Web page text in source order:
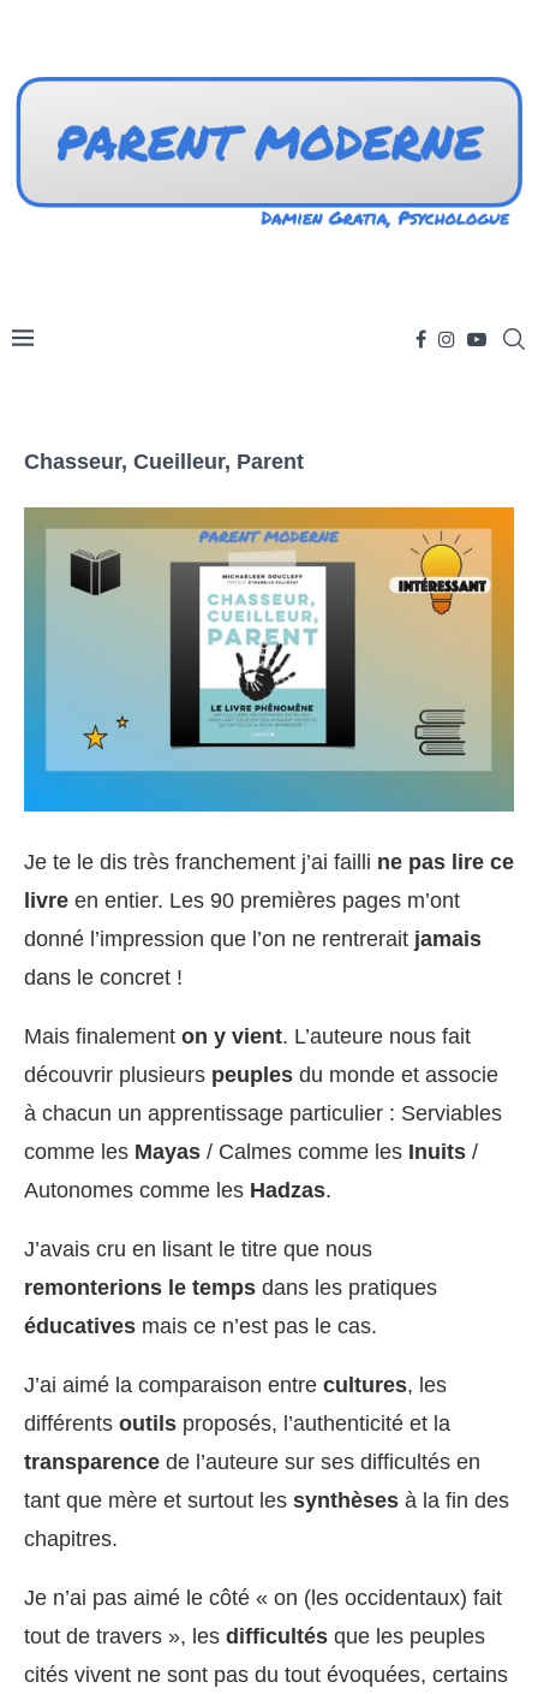
Chasseur, Cueilleur, Parent
Je te le dis très franchement j’ai failli ne pas lire ce
livre en entier. Les 90 premières pages m’ont
donné l’impression que l’on ne rentrerait jamais
dans le concret !
Mais finalement on y vient. L’auteure nous fait
découvrir plusieurs peuples du monde et associe
à chacun un apprentissage particulier : Serviables
comme les Mayas / Calmes comme les Inuits /
Autonomes comme les Hadzas.
J’avais cru en lisant le titre que nous
remonterions le temps dans les pratiques
éducatives mais ce n’est pas le cas.
J’ai aimé la comparaison entre cultures, les
différents outils proposés, l’authenticité et la
transparence de l’auteure sur ses difficultés en
tant que mère et surtout les synthèses à la fin des
chapitres.
Je n’ai pas aimé le côté « on (les occidentaux) fait
tout de travers », les difficultés que les peuples
cités vivent ne sont pas du tout évoquées, certains